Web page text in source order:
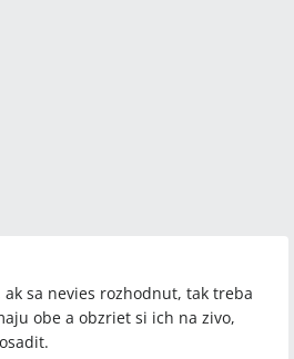
sa nevies rozhodnut, tak treba
obe a obzriet si ich na zivo,